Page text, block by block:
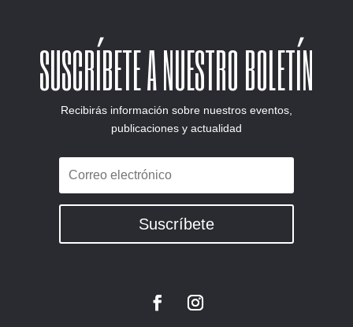
SUSCRÍBETE A NUESTRO BOLETÍN
Recibirás información sobre nuestros eventos,
publicaciones y actualidad
Suscríbete